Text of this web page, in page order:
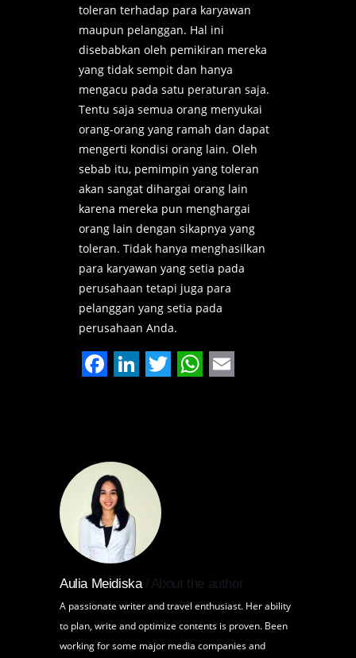
toleran terhadap para karyawan
maupun pelanggan. Hal ini
disebabkan oleh pemikiran mereka
yang tidak sempit dan hanya
mengacu pada satu peraturan saja.
Tentu saja semua orang menyukai
orang-orang yang ramah dan dapat
mengerti kondisi orang lain. Oleh
sebab itu, pemimpin yang toleran
akan sangat dihargai orang lain
karena mereka pun menghargai
orang lain dengan sikapnya yang
toleran. Tidak hanya menghasilkan
para karyawan yang setia pada
perusahaan tetapi juga para
pelanggan yang setia pada
perusahaan Anda.
Aulia Meidiska About the author
A passionate writer and travel enthusiast. Her ability
to plan, write and optimize contents is proven. Been
working for some major media companies and